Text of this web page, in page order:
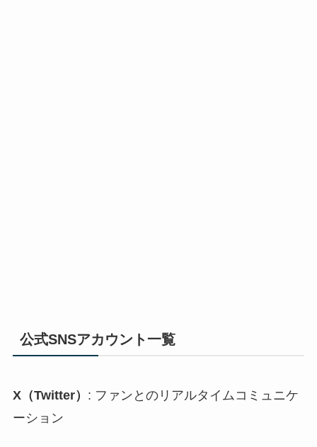
公式SNSアカウント一覧
X（Twitter） : ファンとのリアルタイムコミュニケ
ーション